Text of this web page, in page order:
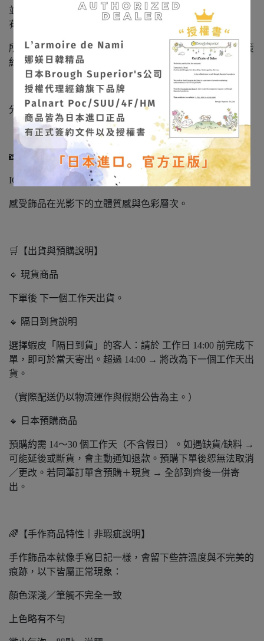
並經銷代理其旗下系列品牌：SUU / 4F / HM。（本賣場皆
有販售，歡迎詢問）
所有飾品皆為日本製造‧日本進口正品，持有正式授權與簽
約文件，請安心選購。
「娜媄日韓精品」很榮幸能將日本手作藝術帶到台灣，
分享這份細緻、溫柔且充滿靈魂的美。
📸 作品實拍不定期更新
IG/FB： @larmoiredenami
感受飾品在光影下的立體質感與色彩層次。
🛒【出貨與預購說明】
🔹 現貨商品
下單後 下一個工作天出貨。
🔹 隔日到貨說明
選擇蝦皮「隔日到貨」的客人：請於 工作日 14:00 前完成下
單，即可於當天寄出。超過 14:00 → 將改為下一個工作天出
貨。
（實際配送仍以物流運作與假期公告為主。）
🔹 日本預購商品
預購約需 14～30 個工作天（不含假日）。如遇缺貨/缺料 →
可能延後或斷貨，會主動通知退款。預購下單後恕無法取消
／更改。若同筆訂單含預購＋現貨 → 全部到齊後一併寄
出。
🌈【手作商品特性｜非瑕疵說明】
手作飾品本就像手寫日記一樣，會留下些許溫度與不完美的
痕跡，以下皆屬正常現象：
顏色深淺／筆觸不完全一致
上色略有不勻